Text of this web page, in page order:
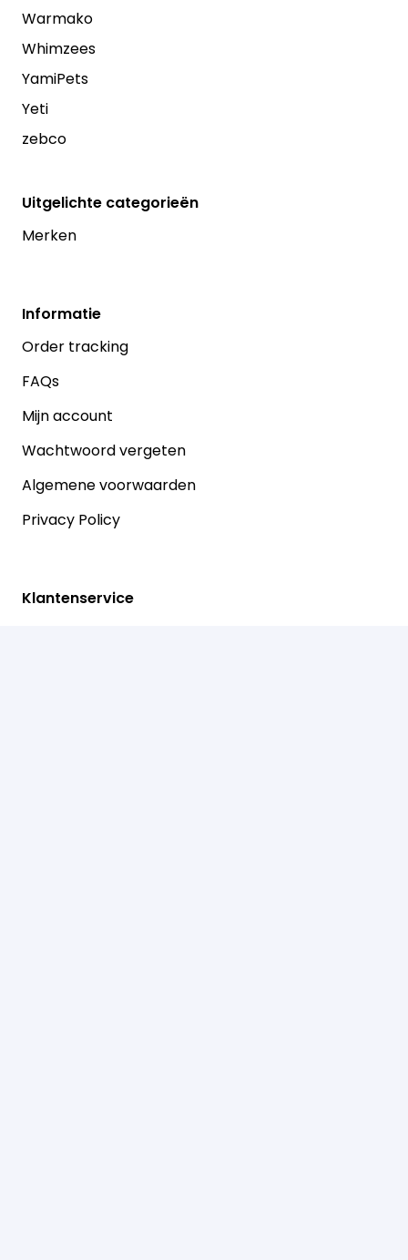
Warmako
Whimzees
YamiPets
Yeti
zebco
Uitgelichte categorieën
Merken
Informatie
Order tracking
FAQs
Mijn account
Wachtwoord vergeten
Algemene voorwaarden
Privacy Policy
Klantenservice